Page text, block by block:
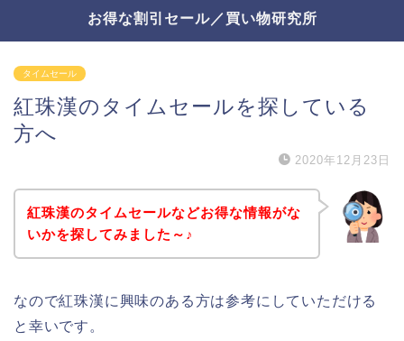
お得な割引セール／買い物研究所
タイムセール
紅珠漢のタイムセールを探している
方へ
2020年12月23日
紅珠漢のタイムセールなどお得な情報がな
いかを探してみました～♪
なので紅珠漢に興味のある方は参考にしていただける
と幸いです。